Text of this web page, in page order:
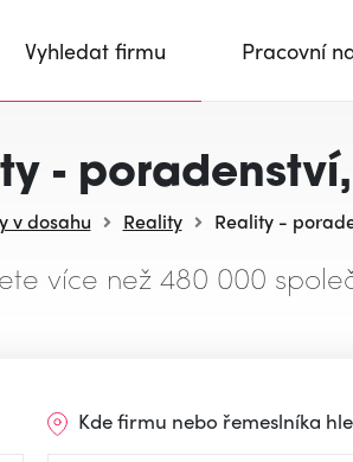
Vyhledat firmu Pracovní
-
v dosahu Reality Reality -
více než 480 000
Kde firmu nebo řemeslníka